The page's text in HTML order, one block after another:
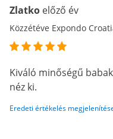
Zlatko előző év
Közzétéve Expondo
Kiváló minőségű
néz ki.
Eredeti értékelés